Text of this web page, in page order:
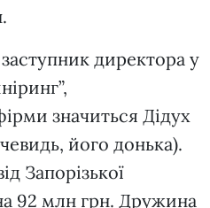
директора у
значиться Дідух
його донька).
Запорізької
92 млн грн. Дружина